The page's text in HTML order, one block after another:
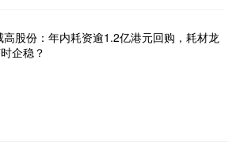
高股份：年内耗资逾1.2亿港元回购，耗材龙
企稳？